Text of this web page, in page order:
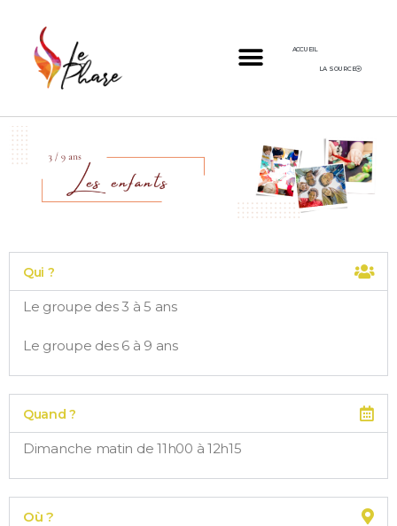
ACCUEIL
LA SOURCE
Qui ?
Le groupe des 3 à 5 ans
Le groupe des 6 à 9 ans
Quand ?
Dimanche matin de 11h00 à 12h15
Où ?